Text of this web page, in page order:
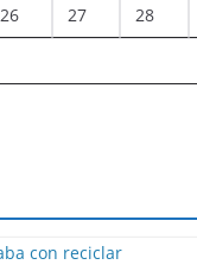
26 27 28